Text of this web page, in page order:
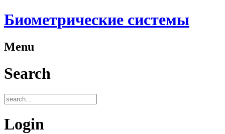
Биометрические системы
Menu
Search
Login